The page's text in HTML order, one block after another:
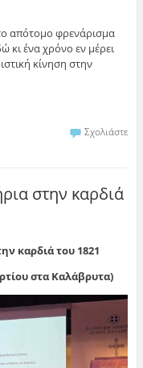
απότομο φρενάρισμα
κι ένα χρόνο εν μέρει
κίνηση στην
Σχολιάστε
στην καρδιά
καρδιά του 1821
στα Καλάβρυτα)